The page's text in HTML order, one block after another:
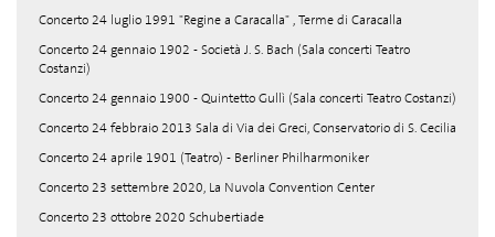
Concerto 24 luglio 1991 "Regine a Caracalla" , Terme di Caracalla
Concerto 24 gennaio 1902 - Società J. S. Bach (Sala concerti Teatro
Costanzi)
Concerto 24 gennaio 1900 - Quintetto Gullì (Sala concerti Teatro Costanzi)
Concerto 24 febbraio 2013 Sala di Via dei Greci, Conservatorio di S. Cecilia
Concerto 24 aprile 1901 (Teatro) - Berliner Philharmoniker
Concerto 23 settembre 2020, La Nuvola Convention Center
Concerto 23 ottobre 2020 Schubertiade